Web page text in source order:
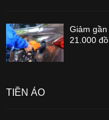
Giảm
21.000
TIỀN ẢO